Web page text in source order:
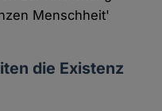
Menschheit'
die Existenz